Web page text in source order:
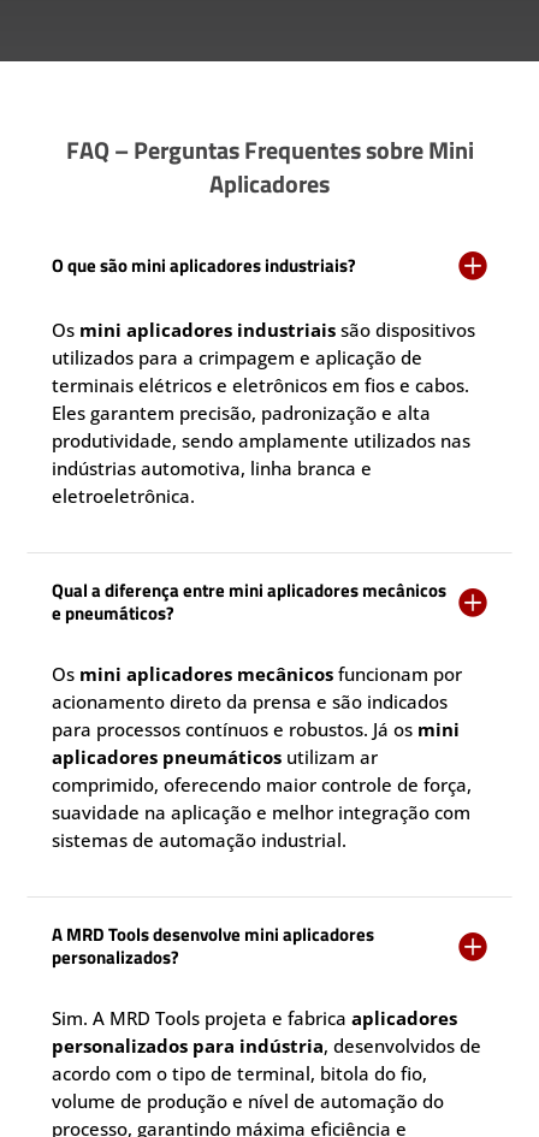
FAQ – Perguntas Frequentes sobre Mini
Aplicadores
O que são mini aplicadores industriais? 
Os mini aplicadores industriais são dispositivos
utilizados para a crimpagem e aplicação de
terminais elétricos e eletrônicos em fios e cabos.
Eles garantem precisão, padronização e alta
produtividade, sendo amplamente utilizados nas
indústrias automotiva, linha branca e
eletroeletrônica.
Qual a diferença entre mini aplicadores mecânicos
e pneumáticos?

Os mini aplicadores mecânicos funcionam por
acionamento direto da prensa e são indicados
para processos contínuos e robustos. Já os mini
aplicadores pneumáticos utilizam ar
comprimido, oferecendo maior controle de força,
suavidade na aplicação e melhor integração com
sistemas de automação industrial.
A MRD Tools desenvolve mini aplicadores
personalizados?

Sim. A MRD Tools projeta e fabricaaplicadores
personalizados para indústria, desenvolvidos de
acordo com o tipo de terminal, bitola do fio,
volume de produção e nível de automação do
processo, garantindo máxima eficiência e